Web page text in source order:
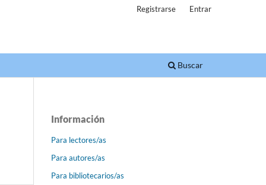
Buscar
Registrarse Entrar
Información
Para lectores/as
Para autores/as
Para bibliotecarios/as